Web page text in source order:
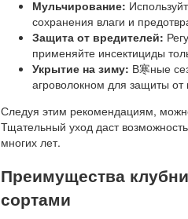
Мульчирование:
сохранения влаги и
Защита от вредителей:
применяйте инсектициды
Укрытие на зиму: В寒ные
агроволокном для защиты от
Следуя этим рекомендациям,
Тщательный уход даст
многих лет.
Преимущества
сортами